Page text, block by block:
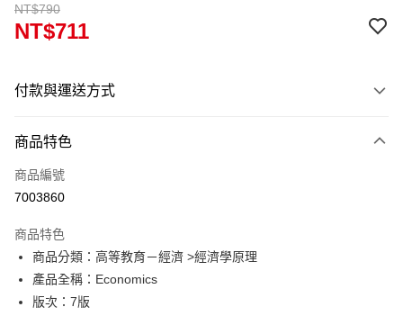
NT$790
NT$711
付款與運送方式
信用卡一次付款
超商取貨付款
Google Pay
ATM付款
商品特色
商品編號
7003860
商品特色
商品分類：高等教育－經濟 >經濟學原理
產品全稱：Economics
版次：7版